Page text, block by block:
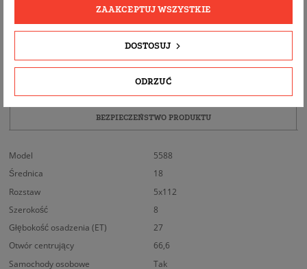
OPIS
BEZPIECZEŃSTWO PRODUKTU
Model
5588
Średnica
18
Rozstaw
5x112
Szerokość
8
Głębokość osadzenia (ET)
27
Otwór centrujący
66,6
Samochody osobowe
Tak
ODRZUĆ
DOSTOSUJ
ZAAKCEPTUJ WSZYSTKIE